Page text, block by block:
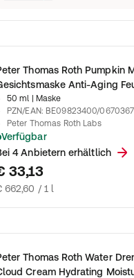
Thomas Roth Pumpkin
Anti-Aging
50 ml
| Maske
PZN/EAN: BE09823400/
Peter Thomas Roth Labs
Verfügbar
Thomas Roth - Pumpkin Mask
4 Anbietern erhältlich
33,13
662,60 / 1 l
Thomas Roth Water
Cream Hydrating